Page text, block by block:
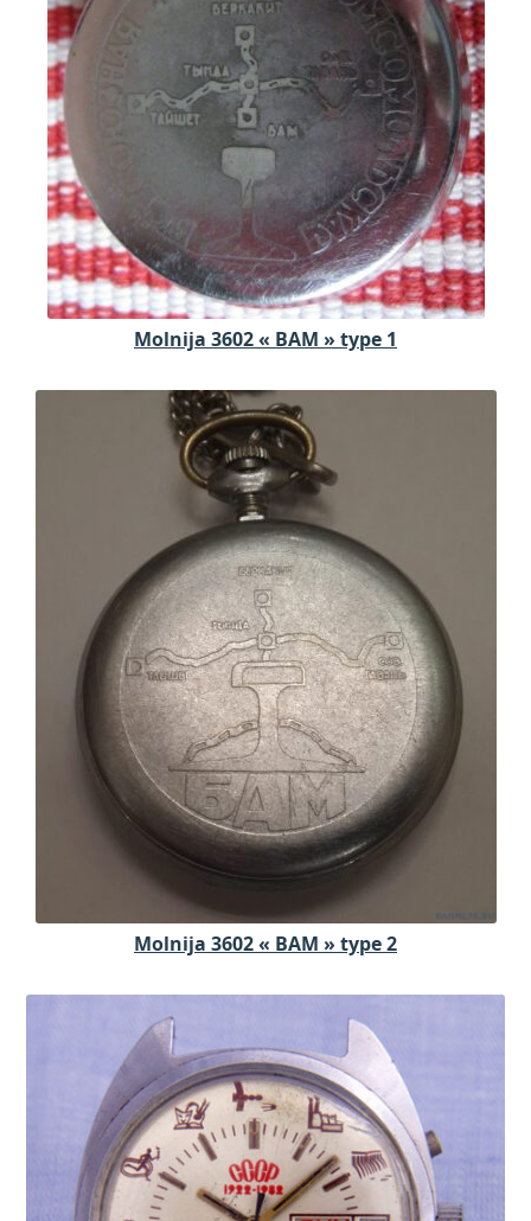
Molnija 3602 « BAM » type 1
Molnija 3602 « BAM » type 2